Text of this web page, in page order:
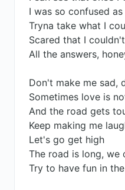
I was so confused
Tryna take what I
Scared that I
All the answers,
Don't make me sad,
Sometimes love is
And the road gets
Keep making me
Let's go get high
The road is long, we
Try to have fun in